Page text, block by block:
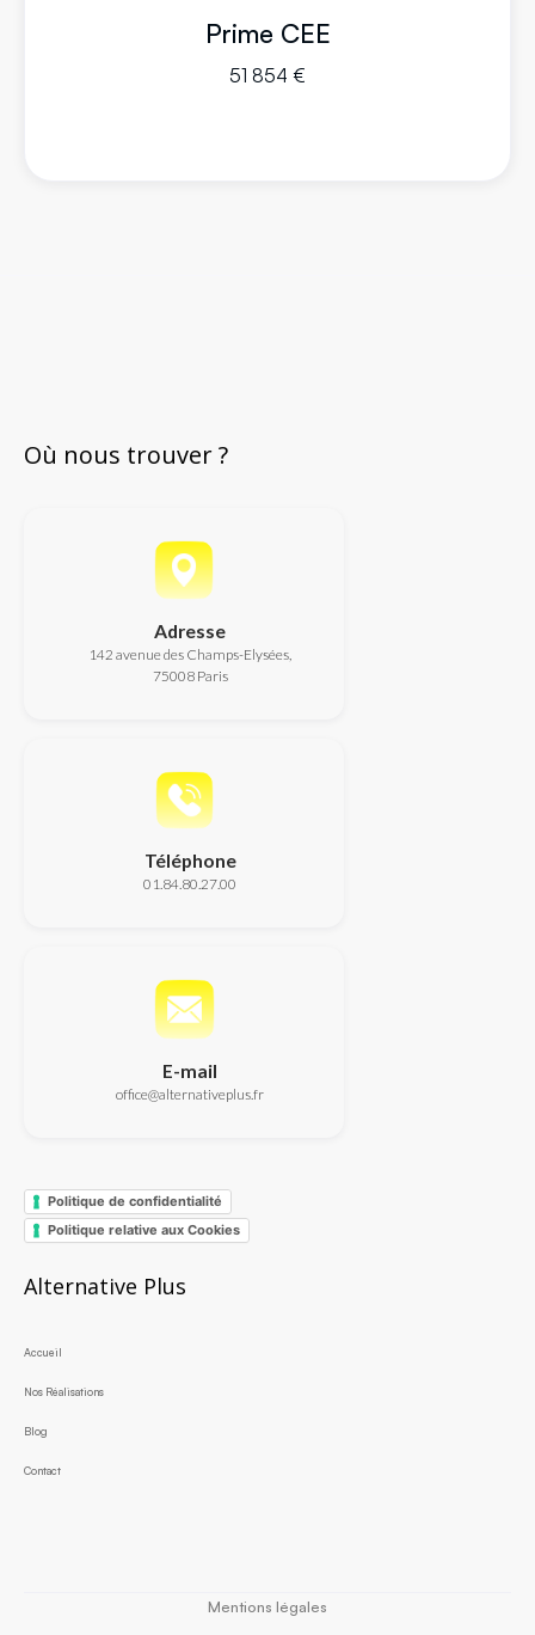
Prime CEE
51 854 €
Où nous trouver ?
Adresse
142 avenue des Champs-Elysées,
75008 Paris
Téléphone
01.84.80.27.00
E-mail
office@alternativeplus.fr
Politique de confidentialité
Politique relative aux Cookies
Alternative Plus
Accueil
Nos Réalisations
Blog
Contact
Mentions légales